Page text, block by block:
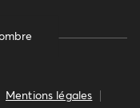
Mentions légales